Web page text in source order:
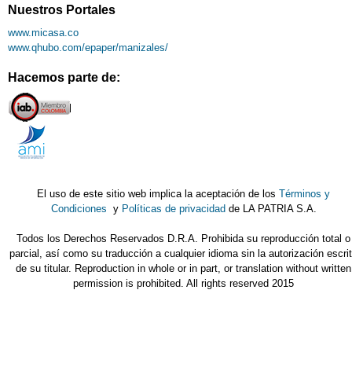
Nuestros Portales
www.micasa.co
www.qhubo.com/epaper/manizales/
Hacemos parte de:
El uso de este sitio web implica la aceptación de losTérminos y
Condiciones y Políticas de privacidad de LA PATRIA S.A.
Todos los Derechos Reservados D.R.A. Prohibida su reproducción total o
parcial, así como su traducción a cualquier idioma sin la autorización
de su titular. Reproduction in whole or in part, or translation without written
permission is prohibited. All rights reserved 2015